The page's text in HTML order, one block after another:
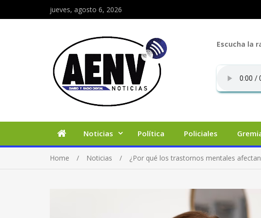
jueves, agosto 6, 2026
Escucha la
Noticias Política Policiales
Home Noticias ¿Por qué los trastornos mentales